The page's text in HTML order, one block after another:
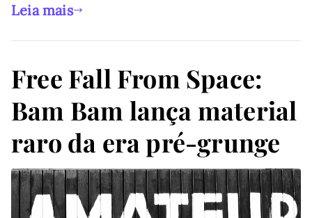
Leia mais
Free Fall From Space:
Bam Bam lança material
raro da era pré-grunge